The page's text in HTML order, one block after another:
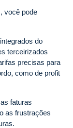
você pode
do
terceirizados
precisas para
como de profit
faturas
as frustrações